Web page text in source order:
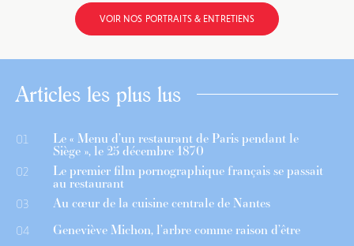
VOIR NOS PORTRAITS & ENTRETIENS
Articles les plus lus
01 Le « Menu d’un restaurant de Paris pendant le
Siège », le 25 décembre 1870
02 Le premier film pornographique français se passait
au restaurant
03 Au cœur de la cuisine centrale de Nantes
04 Geneviève Michon, l’arbre comme raison d’être